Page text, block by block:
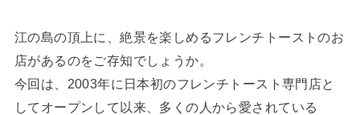
江の島の頂上に、絶景を楽しめるフレンチトーストのお
店があるのをご存知でしょうか。
今回は、2003年に日本初のフレンチトースト専門店と
してオープンして以来、多くの人から愛されている